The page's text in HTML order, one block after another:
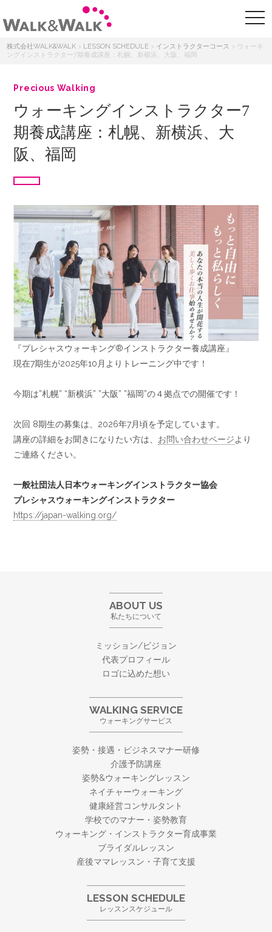
株式会社WALK&WALK > LESSON SCHEDULE > インストラクターコース > ウォーキ
ングインストラクター7期養成講座：札幌、新横浜、大阪、福岡
Precious Walking
ウォーキングインストラクター7
期養成講座：札幌、新横浜、大
阪、福岡
『プレシャスウォーキング®︎インストラクター養成講座』
現在7期生が2025年10月よりトレーニング中です！
今期は”札幌” “新横浜” ”大阪” ”福岡”の４拠点での開催です！
次回 8期生の募集は、2026年7月頃を予定しています。
講座の詳細をお聞きになりたい方は、 お問い合わせページより
ご連絡ください。
一般社団法人日本ウォーキングインストラクター協会
プレシャスウォーキングインストラクター
https://japan-walking.org/
ABOUT US
私たちについて
ミッション/ビジョン
代表プロフィール
ロゴに込めた想い
WALKING SERVICE
ウォーキングサービス
姿勢・接遇・ビジネスマナー研修
介護予防講座
姿勢&ウォーキングレッスン
ネイチャーウォーキング
健康経営コンサルタント
学校でのマナー・姿勢教育
ウォーキング・ インストラクター育成事業
ブライダルレッスン
産後ママレッスン・子育て支援
LESSON SCHEDULE
レッスンスケジュール